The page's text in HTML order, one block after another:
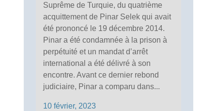
Suprême de Turquie, du quatrième
acquittement de Pinar Selek qui avait
été prononcé le 19 décembre 2014.
Pinar a été condamnée à la prison à
perpétuité et un mandat d’arrêt
international a été délivré à son
encontre. Avant ce dernier rebond
judiciaire, Pinar a comparu dans...
10 février, 2023